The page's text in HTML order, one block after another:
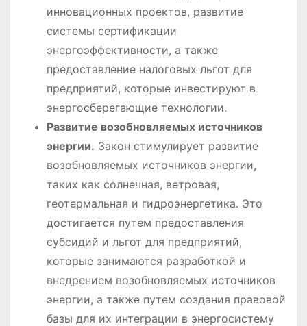
инновационных проектов, развитие
системы сертификации
энергоэффективности, а также
предоставление налоговых льгот для
предприятий, которые инвестируют в
энергосберегающие технологии․
Развитие возобновляемых источников
энергии․ Закон стимулирует развитие
возобновляемых источников энергии,
таких как солнечная, ветровая,
геотермальная и гидроэнергетика․ Это
достигается путем предоставления
субсидий и льгот для предприятий,
которые занимаются разработкой и
внедрением возобновляемых источников
энергии, а также путем создания правовой
базы для их интеграции в энергосистему